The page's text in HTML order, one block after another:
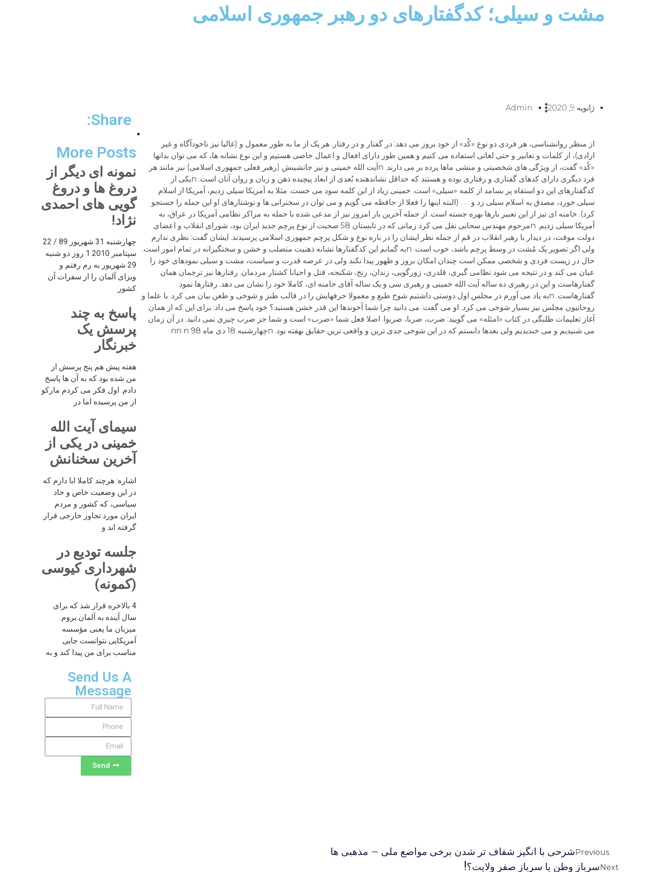
مشت و سیلی؛ کدگفتارهای دو رهبر جمهوری اسلامی
ژانویه 9, 2020 Admin
از منظر روانشناسی، هر فردی دو نوع «کُد» از خود بروز می دهد: در گفتار و در رفتار. هر یک از ما به طور معمول و (غالبا نیز ناخودآگاه و غیر
ارادی)، از کلمات و تعابیر و حتی لغاتی استفاده می کنیم و همین طور دارای افعال و اعمال خاصی هستیم و این نوع نشانه ها، که می توان بدانها
«کُد» گفت، از ویژگی های شخصیتی و منشی ماها پرده بر می دارند. nآیت الله خمینی و نیز جانشینش (رهبر فعلی جمهوری اسلامی) نیز مانند هر
فرد دیگری دارای کدهای گفتاری و رفتاری بوده و هستند که حداقل نشاندهنده بُعدی از ابعاد پیچیده ذهن و زبان و روان آنان است. nیکی از
کدگفتارهای این دو استفاه پر بسامد از کلمه «سیلی» است. خمینی زیاد از این کلمه سود می جست. مثلا به آمریکا سیلی زدیم، آمریکا از اسلام
سیلی خورد، مصدق به اسلام سیلی زد و . . . (البته اینها را فعلا از حافظه می گویم و می توان در سخنرانی ها و نوشتارهای او این جمله را جستجو
کرد). خامنه ای نیز از این تعبیر بارها بهره جسته است. از جمله آخرین بار امروز نیز از مدعی شده با حمله به مراکز نظامی آمریکا در عراق، به
آمریکا سیلی زدیم. nمرحوم مهندس سحابی نقل می کرد زمانی که در تابستان 58 صحبت از نوع پرچم جدید ایران بود، شورای انقلاب و اعضای
دولت موقت، در دیدار با رهبر انقلاب در قم از جمله نظر ایشان را در باره نوع و شکل پرچم جمهوری اسلامی پرسیدند. ایشان گفت: نظری ندارم
ولی اگر تصویر یک مُشت در وسط پرچم باشد، خوب است. nبه گمانم این کدگفتارها نشانه ذهنیت متصلب و خشن و سختگیرانه در تمام امور است.
حال در زیست فردی و شخصی ممکن است چندان امکان بروز و ظهور پیدا نکند ولی در عرصه قدرت و سیاست، مشت و سیلی نمودهای خود را
عیان می کند و در نتیجه می شود نظامی گیری، قلدری، زورگویی، زندان، رنج، شکنجه، قتل و احیانا کشتار مردمان. رفتارها نیز ترجمان همان
گفتارهاست و این در رهبری ده ساله آیت الله خمینی و رهبری سی و یک ساله آقای خامنه ای، کاملا خود را نشان می دهد. رفتارها نمود
گفتارهاست. nبه یاد می آورم در مجلس اول دوستی داشتیم شوخ طبع و معمولا حرفهایش را در قالب طنز و شوخی و طعن بیان می کرد. با علما و
روحانیون مجلس نیز بسیار شوخی می کرد. او می گفت: می دانید چرا شما آخوندها این قدر خشن هستید؟ خود پاسخ می داد: برای این که از همان
آغاز تعلیمات طلبگی در کتاب «امثله» می گویید: ضرب، ضربا، ضربوا. اصلا فعل شما «ضرب» است و شما جز ضرب چیزی نمی دانید. در آن زمان
می شنیدیم و می خندیدیم ولی بعدها دانستم که در این شوخی جدی ترین و واقعی ترین حقایق نهفته بود. nچهارشنبه 18 دی ماه 98 nn n
Share:
More Posts
نمونه ای دیگر از
دروغ ها و دروغ
گویی های احمدی
نژاد!
چهارشنبه 31 شهریور 89 / 22
سپتامبر 2010 1 روز دو شنبه
29 شهریور به رم رفتم و
ویزای آلمان را از سفرات آن
کشور
پاسخ به چند
پرسش یک
خبرنگار
هفته پیش هم پنج پرسش از
من شده بود که به آن ها پاسخ
دادم. اول فکر می کردم مارکو
از من پرسیده اما در
سیمای آیت الله
خمینی در یکی از
آخرین سخنانش
اشاره: هرچند کاملا ابا دارم که
در این وضعیت خاص و حاد
سیاسی، که کشور و مردم
ایران مورد تجاوز خارجی قرار
گرفته اند و
جلسه تودیع در
شهرداری کیوسی
(کمونه)
4 بالاخره قرار شد که برای
سال آینده به آلمان بروم.
میزبان ما یعنی مؤسسه
آمریکایی نتوانست جایی
مناسب برای من پیدا کند و به
Send Us A
Message
Send
Previousشرحی با انگیز شفاف تر شدن برخی مواضع ملی – مذهبی ها
Nextسرباز وطن یا سرباز صفر ولایت؟!